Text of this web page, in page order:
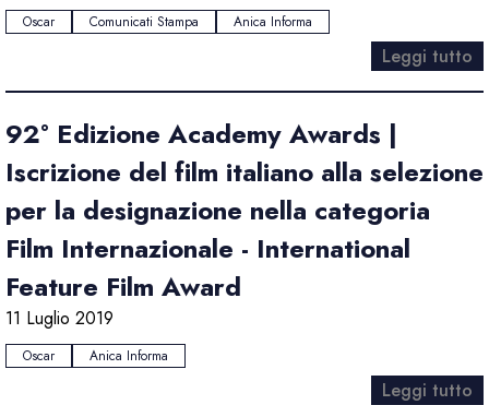
Oscar Comunicati Stampa Anica Informa
Leggi tutto
92° Edizione Academy Awards |
Iscrizione del film italiano alla selezione
per la designazione nella categoria
Film Internazionale - International
Feature Film Award
11 Luglio 2019
Oscar Anica Informa
Leggi tutto